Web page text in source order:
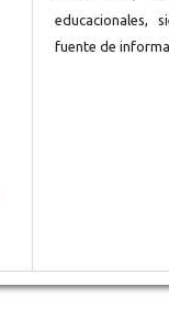
educacionales,
fuente de